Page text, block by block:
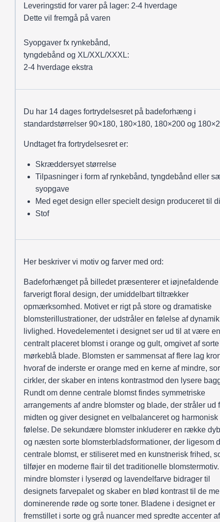
Leveringstid for varer på lager: 2-4 hverdage
Dette vil fremgå på varen
Syopgaver fx rynkebånd,
tyngdebånd og XL/XXL/XXXL:
2-4 hverdage ekstra
Du har 14 dages fortrydelsesret på badeforhæng i
standardstørrelser 90×180, 180×180, 180×200 og
Undtaget fra fortrydelsesret er:
Skræddersyet størrelse
Tilpasninger i form af rynkebånd, tyngdebånd eller
syopgave
Med eget design eller specielt design produceret til
Stof
Her beskriver vi motiv og farver med ord:
Badeforhænget på billedet præsenterer et iøjnefaldende
farverigt floral design, der umiddelbart tiltrækker
opmærksomhed. Motivet er rigt på store og dramatiske
blomsterillustrationer, der udstråler en følelse af
livlighed. Hovedelementet i designet ser ud til at være
centralt placeret blomst i orange og gult, omgivet af
mørkeblå blade. Blomsten er sammensat af flere lag
hvoraf de inderste er orange med en kerne af mindre,
cirkler, der skaber en intens kontrastmod den lysere
Rundt om denne centrale blomst findes symmetriske
arrangements af andre blomster og blade, der stråler ud
midten og giver designet en velbalanceret og harmonisk
følelse. De sekundære blomster inkluderer en række
og næsten sorte blomsterbladsformationer, der ligesom
centrale blomst, er stiliseret med en kunstnerisk frihed,
tilføjer en moderne flair til det traditionelle
mindre blomster i lyserød og lavendelfarve bidrager til
designets farvepalet og skaber en blød kontrast til de
dominerende røde og sorte toner. Bladene i designet er
fremstillet i sorte og grå nuancer med spredte accenter